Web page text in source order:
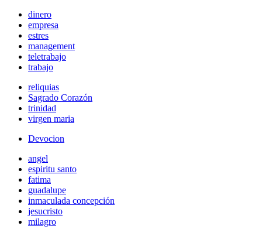
dinero
empresa
estres
management
teletrabajo
trabajo
reliquias
Sagrado Corazón
trinidad
virgen maria
Devocion
angel
espiritu santo
fatima
guadalupe
inmaculada concepción
jesucristo
milagro